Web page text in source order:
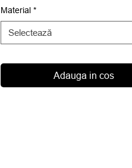
Material *
Selectează
Adauga in cos